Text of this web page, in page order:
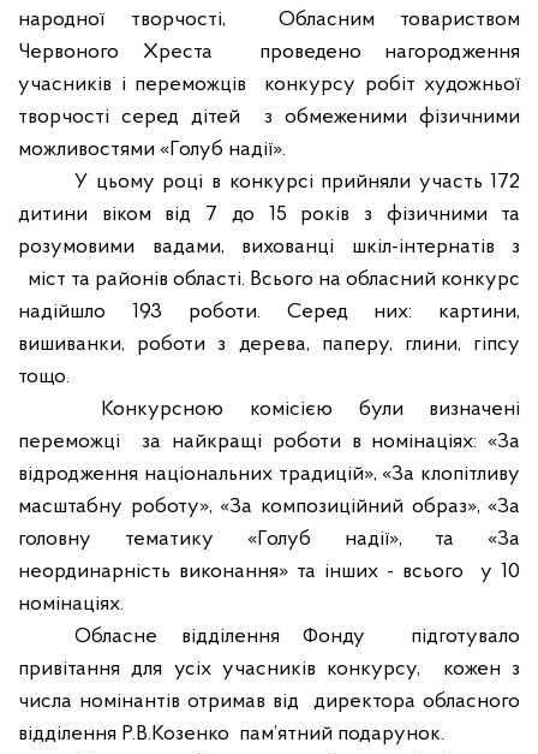
народної творчості,
Обласним товариством
Червоного Хреста
проведено нагородження
учасників і переможців
конкурсу робіт художньої
творчості серед дітей
з обмеженими фізичними
можливостями «Голуб надії».
У цьому році в конкурсі прийняли участь 172
дитини віком від 7 до 15 років з фізичними та
розумовими вадами, вихованці шкіл-інтернатів з
міст та районів області. Всього на обласний конкурс
надійшло 193 роботи. Серед них: картини,
вишиванки, роботи з дерева, паперу, глини, гіпсу
тощо.
Конкурсною комісією були визначені
переможці
за найкращі роботи в номінаціях: «За
відродження національних традицій», «За клопітливу
масштабну роботу», «За композиційний образ», «За
головну тематику «Голуб надії», та «За
неординарність виконання» та інших - всього
у 10
номінаціях.
Обласне відділення Фонду
підготувало
привітання для усіх учасників конкурсу,
кожен з
числа номінантів отримав від
директора обласного
відділення Р.В.Козенко пам’ятний подарунок.